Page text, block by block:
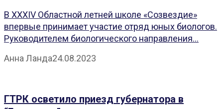
В XXXIV Областной летней школе «Созвездие»
впервые принимает участие отряд юных биологов.
Руководителем биологического направления...
Анна Ланда24.08.2023
ГТРК осветило приезд губернатора в